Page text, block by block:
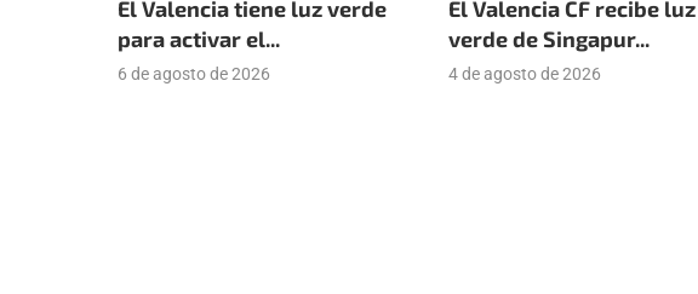
El Valencia tiene luz verde
para activar el...
6 de agosto de 2026
El Valencia CF recibe luz
verde de Singapur...
4 de agosto de 2026